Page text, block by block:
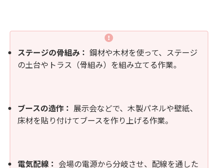
ステージの骨組み： 鋼材や木材を使って、ステージ
の土台やトラス（骨組み）を組み立てる作業。
ブースの造作： 展示会などで、木製パネルや壁紙、
床材を貼り付けてブースを作り上げる作業。
電気配線： 会場の電源から分岐させ、配線を通した